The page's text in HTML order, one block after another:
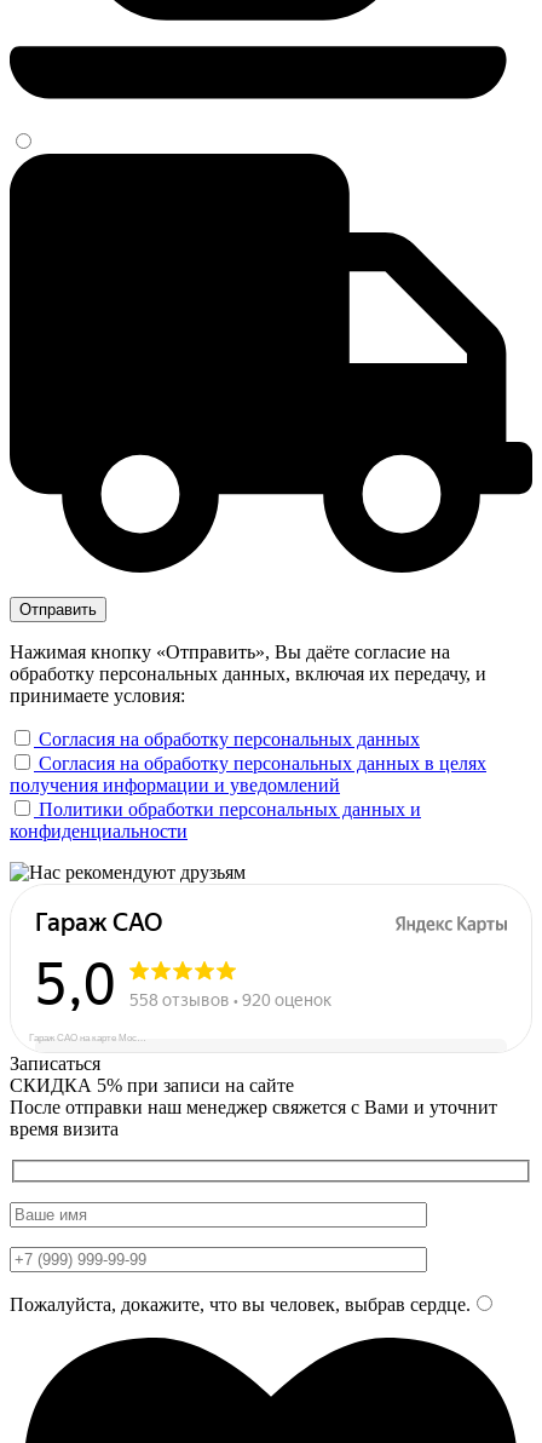
Нажимая кнопку «Отправить», Вы даёте согласие на
обработку персональных данных, включая их передачу, и
принимаете условия:
Согласия на обработку персональных данных
Согласия на обработку персональных данных в целях
получения информации и уведомлений
Политики обработки персональных данных и
конфиденциальности
Гараж САО на карте Москвы — Яндекс Карты
Записаться
СКИДКА 5% при записи на сайте
После отправки наш менеджер свяжется с Вами и уточнит
время визита
Пожалуйста, докажите, что вы человек, выбрав сердце.